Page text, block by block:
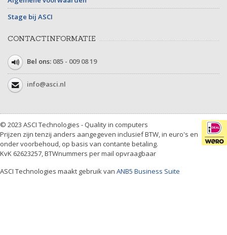
Stage bij ASCI
CONTACTINFORMATIE
Bel ons: 085 - 009 08 19
info@asci.nl
© 2023 ASCI Technologies - Quality in computers
Prijzen zijn tenzij anders aangegeven inclusief BTW, in euro's en
onder voorbehoud, op basis van contante betaling.
KvK 62623257, BTWnummers per mail opvraagbaar
ASCI Technologies maakt gebruik van ANB5 Business Suite